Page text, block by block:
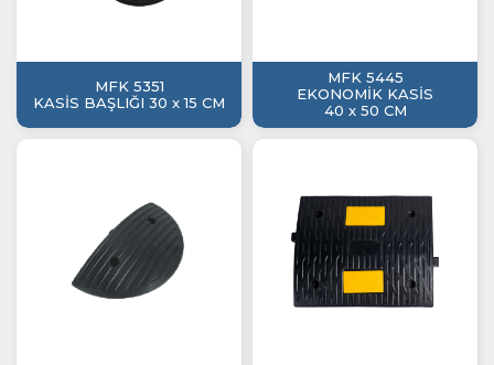
MFK 5351
KASİS BAŞLIĞI 30 x 15 CM
MFK 5445
EKONOMİK KASİS
40 x 50 CM